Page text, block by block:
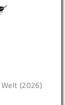
(2026)